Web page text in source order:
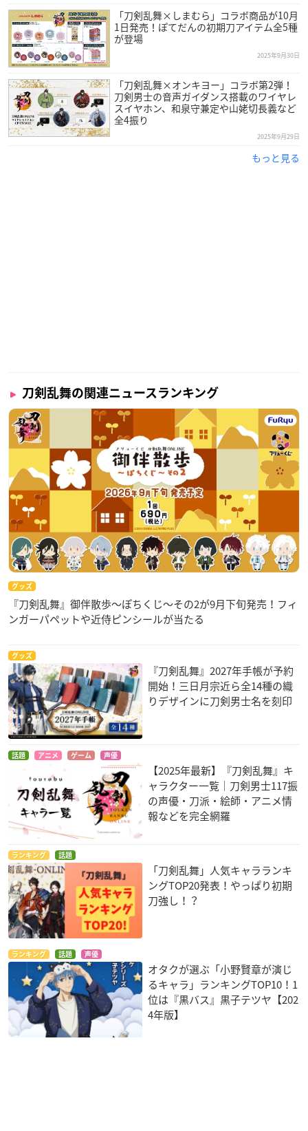
「刀剣乱舞×しまむら」コラボ商品が10月
1日発売！ぽてだんの初期刀アイテム全5種
が登場
2025年9月30日
「刀剣乱舞×オンキヨー」コラボ第2弾！
刀剣男士の音声ガイダンス搭載のワイヤレ
スイヤホン、和泉守兼定や山姥切長義など
全4振り
2025年9月29日
もっと見る
刀剣乱舞の関連ニュースランキング
グッズ
『刀剣乱舞』御伴散歩～ぽちくじ～その2が9月下旬発売！フィ
ンガーパペットや近侍ピンシールが当たる
グッズ
『刀剣乱舞』2027年手帳が予約
開始！三日月宗近ら全14種の織
りデザインに刀剣男士名を刻印
話題 アニメ ゲーム 声優
【2025年最新】『刀剣乱舞』キ
ャラクター一覧｜刀剣男士117振
の声優・刀派・絵師・アニメ情
報などを完全網羅
ランキング 話題
「刀剣乱舞」人気キャラランキ
ングTOP20発表！やっぱり初期
刀強し！？
ランキング 話題 声優
オタクが選ぶ「小野賢章が演じ
るキャラ」ランキングTOP10！1
位は『黒バス』黒子テツヤ【202
4年版】